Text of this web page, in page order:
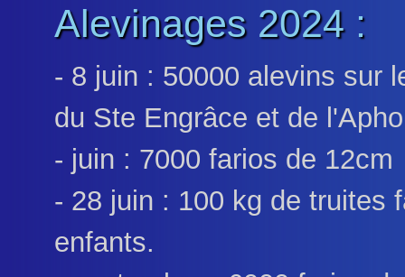
Alevinages 2024 :
- 8 juin : 50000 alevins sur
du Ste Engrâce et de
- juin : 7000 farios de 12cm
- 28 juin : 100 kg de truites
enfants.